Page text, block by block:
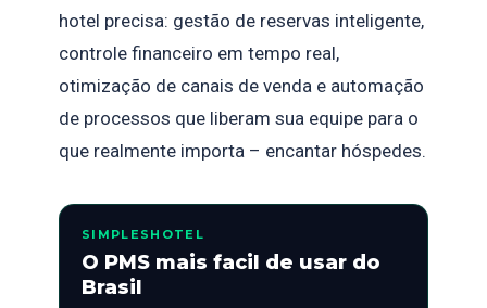
hotel precisa: gestão de reservas inteligente,
controle financeiro em tempo real,
otimização de canais de venda e automação
de processos que liberam sua equipe para o
que realmente importa – encantar hóspedes.
SIMPLESHOTEL
O PMS mais facil de usar do
Brasil